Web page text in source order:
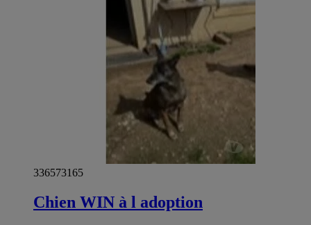
336573165
Chien WIN à l adoption